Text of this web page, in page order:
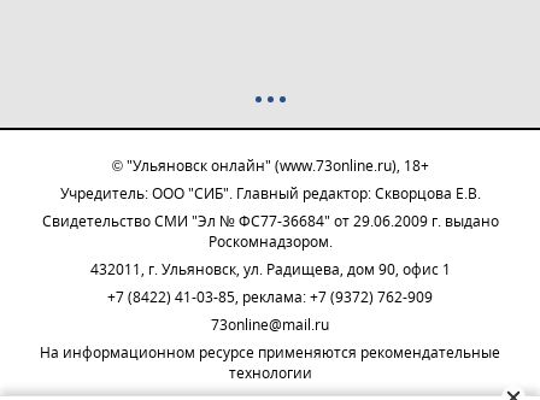
© "Ульяновск онлайн" (www.73online.ru), 18+
Учредитель: ООО "СИБ". Главный редактор: Скворцова Е.В.
Свидетельство СМИ "Эл № ФС77-36684" от 29.06.2009 г. выдано
Роскомнадзором.
432011, г. Ульяновск, ул. Радищева, дом 90, офис 1
+7 (8422) 41-03-85, реклама: +7 (9372) 762-909
73online@mail.ru
На информационном ресурсе применяются рекомендательные
технологии